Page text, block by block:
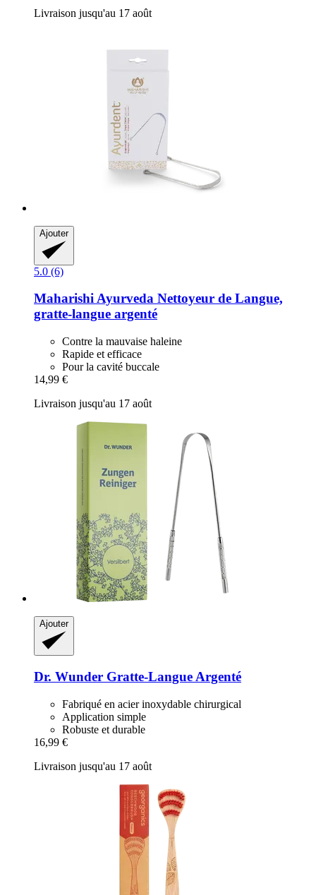
Livraison jusqu'au 17 août
Ajouter
5.0 (6)
Maharishi Ayurveda Nettoyeur de Langue,
gratte-​langue argenté
Contre la mauvaise haleine
Rapide et efficace
Pour la cavité buccale
14,99 €
Livraison jusqu'au 17 août
Ajouter
Dr. Wunder Gratte-​Langue Argenté
Fabriqué en acier inoxydable chirurgical
Application simple
Robuste et durable
16,99 €
Livraison jusqu'au 17 août